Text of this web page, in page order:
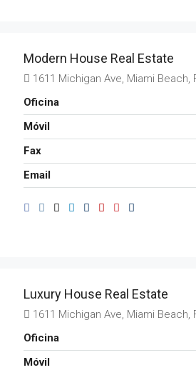
Modern House Real Estate
1611 Michigan Ave, Miami Beach,
Oficina
Móvil
Fax
Email
Luxury House Real Estate
1611 Michigan Ave, Miami Beach,
Oficina
Móvil